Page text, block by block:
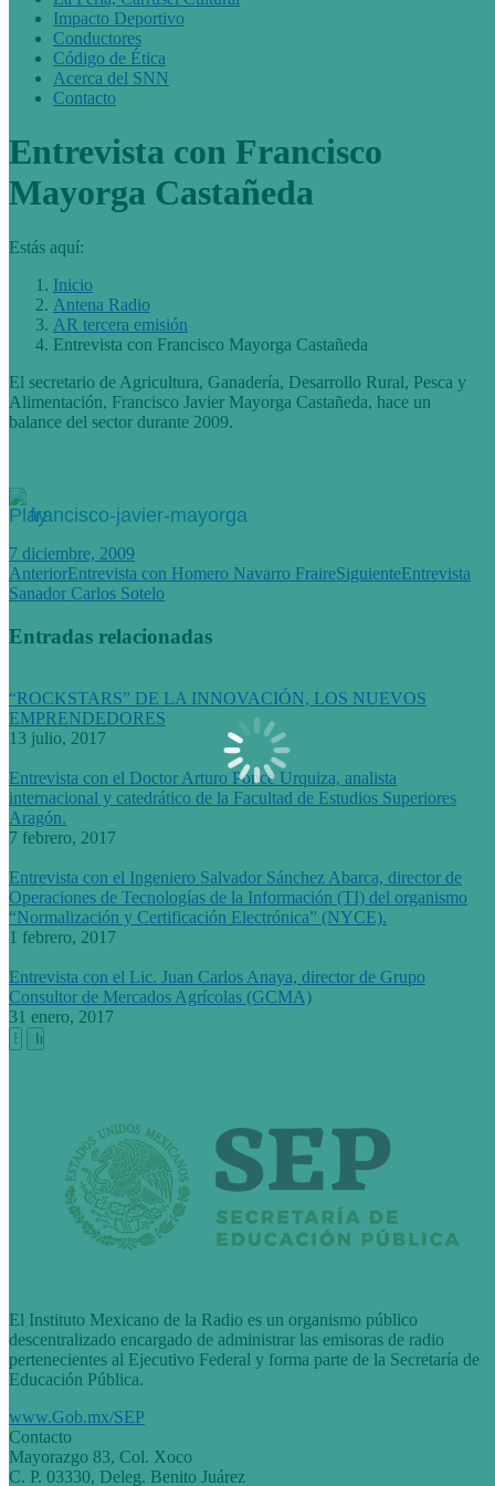
Impacto Deportivo
Conductores
Código de Ética
Acerca del SNN
Contacto
Entrevista con Francisco
Mayorga Castañeda
Estás aquí:
Inicio
Antena Radio
AR tercera emisión
Entrevista con Francisco Mayorga Castañeda
El secretario de Agricultura, Ganadería, Desarrollo Rural, Pesca y
Alimentación, Francisco Javier Mayorga Castañeda, hace un
balance del sector durante 2009.
francisco-javier-mayorga
7 diciembre, 2009
Navegación
entre
publicaciones
AnteriorPublicación
anterior:
Entrevista con Homero Navarro FraireSiguientePublicación
Entrevista
Sanador Carlos Sotelo
Entradas relacionadas
“ROCKSTARS” DE LA INNOVACIÓN, LOS NUEVOS
EMPRENDEDORES
13 julio, 2017
Entrevista con el Doctor Arturo Ponce Urquiza, analista
internacional y catedrático de la Facultad de Estudios Superiores
Aragón.
7 febrero, 2017
Entrevista con el Ingeniero Salvador Sánchez Abarca, director de
Operaciones de Tecnologías de la Información (TI) del organismo
“Normalización y Certificación Electrónica” (NYCE).
1 febrero, 2017
Entrevista con el Lic. Juan Carlos Anaya, director de Grupo
Consultor de Mercados Agrícolas (GCMA)
31 enero, 2017
Buscar:
El Instituto Mexicano de la Radio es un organismo público
descentralizado encargado de administrar las emisoras de radio
pertenecientes al Ejecutivo Federal y forma parte de la Secretaría de
Educación Pública.
www.Gob.mx/SEP
Contacto
Mayorazgo 83, Col. Xoco
C. P. 03330, Deleg. Benito Juárez